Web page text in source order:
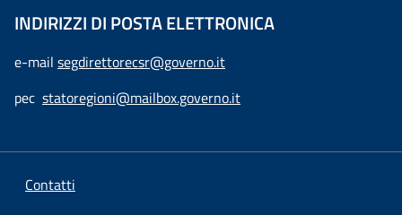
INDIRIZZI DI POSTA ELETTRONICA
e-mail segdirettorecsr@governo.it
pec statoregioni@mailbox.governo.it
Contatti